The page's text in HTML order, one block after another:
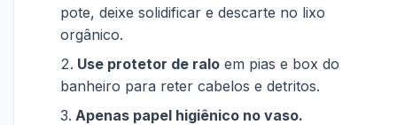
pote, deixe solidificar e descarte no lixo
orgânico.
Use protetor de ralo em pias e box do
banheiro para reter cabelos e detritos.
Apenas papel higiênico no vaso.